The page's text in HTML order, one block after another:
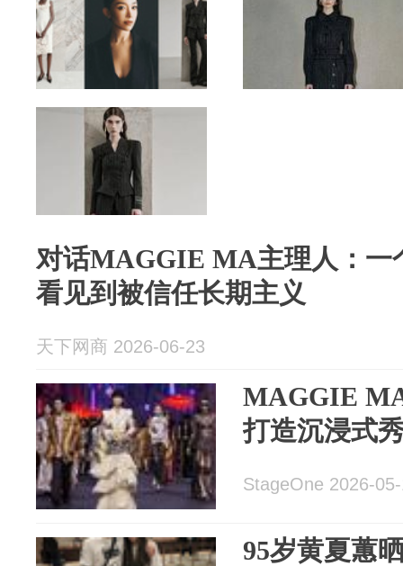
对话MAGGIE MA主理人：一
看见到被信任长期主义
天下网商 2026-06-23
MAGGIE
打造沉浸式
StageOne 2026-
95岁黄夏蕙